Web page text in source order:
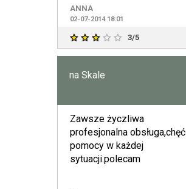
ANNA
02-07-2014 18:01
3/5
na Skale
Zawsze życzliwa
profesjonalna obsługa,chęć
pomocy w każdej
sytuacji.polecam